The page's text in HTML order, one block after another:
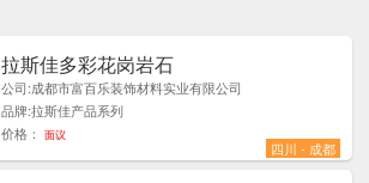
拉斯佳多彩花岗岩石
公司:成都市富百乐装饰材料实业有限公司
品牌:拉斯佳产品系列
价格：
面议
四川 - 成都